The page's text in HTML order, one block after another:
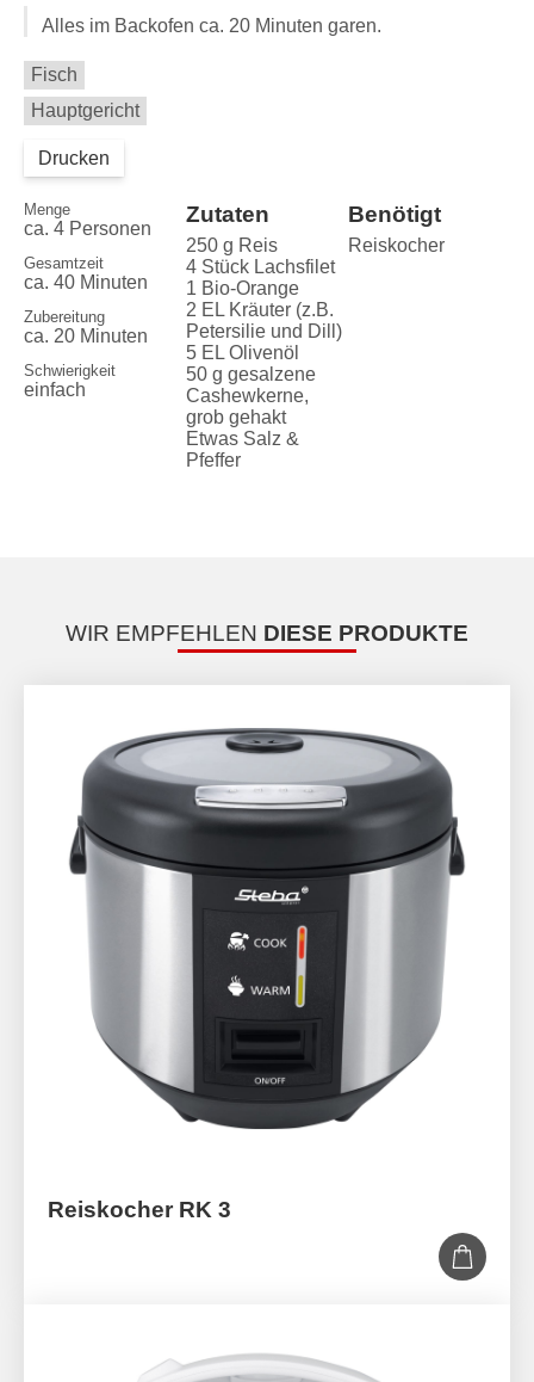
Alles im Backofen ca. 20 Minuten garen.
Fisch
Hauptgericht
Drucken
Menge
ca. 4 Personen
Gesamtzeit
ca. 40 Minuten
Zubereitung
ca. 20 Minuten
Schwierigkeit
einfach
Zutaten
250 g Reis
4 Stück Lachsfilet
1 Bio-Orange
2 EL Kräuter (z.B.
Petersilie und Dill)
5 EL Olivenöl
50 g gesalzene
Cashewkerne,
grob gehakt
Etwas Salz &
Pfeffer
Benötigt
Reiskocher
WIR EMPFEHLEN DIESE PRODUKTE
Reiskocher RK 3